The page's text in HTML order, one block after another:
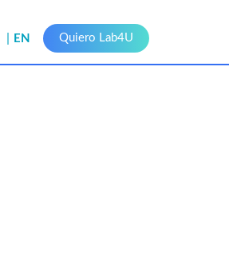
EN Quiero Lab4U